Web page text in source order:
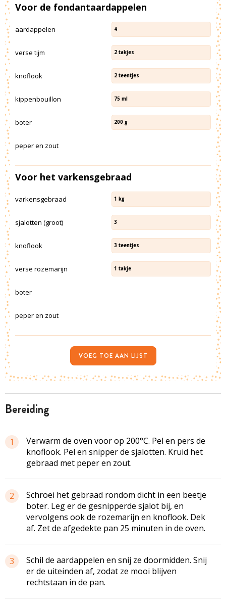
bereiding
1
Verwarm de oven voor op 200°C. Pel en pers de
knoflook. Pel en snipper de sjalotten. Kruid het
gebraad met peper en zout.
2
Schroei het gebraad rondom dicht in een beetje
boter. Leg er de gesnipperde sjalot bij, en
vervolgens ook de rozemarijn en knoflook. Dek
af. Zet de afgedekte pan 25 minuten in de oven.
3
Schil de aardappelen en snij ze doormidden. Snij
er de uiteinden af, zodat ze mooi blijven
rechtstaan in de pan.
Voor de fondantaardappelen
aardappelen 4
verse tijm 2 takjes
knoflook 2 teentjes
kippenbouillon 75 ml
boter 200 g
peper en zout
Voor het varkensgebraad
varkensgebraad 1 kg
sjalotten (groot) 3
knoflook 3 teentjes
verse rozemarijn 1 takje
boter
peper en zout
VOEG TOE AAN LIJST